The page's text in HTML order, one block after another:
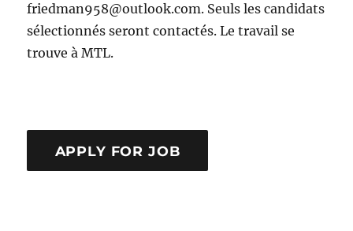
friedman958@outlook.com. Seuls les candidats
sélectionnés seront contactés. Le travail se
trouve à MTL.